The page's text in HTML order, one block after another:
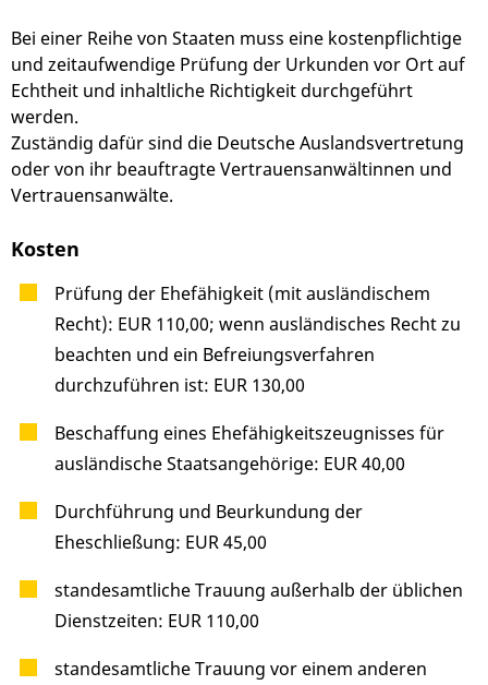
Bei einer Reihe von Staaten muss eine kostenpflichtige
und zeitaufwendige Prüfung der Urkunden vor Ort auf
Echtheit und inhaltliche Richtigkeit durchgeführt
werden.
Zuständig dafür sind die Deutsche Auslandsvertretung
oder von ihr beauftragte Vertrauensanwältinnen und
Vertrauensanwälte.
Kosten
Prüfung der Ehefähigkeit (mit ausländischem
Recht): EUR 110,00; wenn ausländisches Recht zu
beachten und ein Befreiungsverfahren
durchzuführen ist: EUR 130,00
Beschaffung eines Ehefähigkeitszeugnisses für
ausländische Staatsangehörige: EUR 40,00
Durchführung und Beurkundung der
Eheschließung: EUR 45,00
standesamtliche Trauung außerhalb der üblichen
Dienstzeiten: EUR 110,00
standesamtliche Trauung vor einem anderen